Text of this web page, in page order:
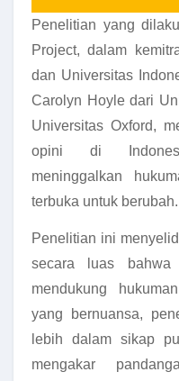
Penelitian yang
Project, dalam
dan Universitas
Carolyn Hoyle dari
Universitas Oxford,
opini di
meninggalkan
terbuka untuk berubah.
Penelitian ini
secara luas bahwa
mendukung
yang bernuansa,
lebih dalam sikap
mengakar